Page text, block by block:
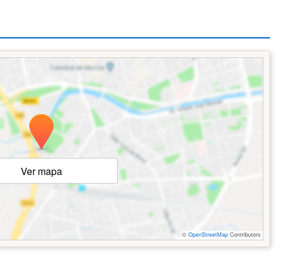
Ver mapa
© OpenStreetMap Contributors